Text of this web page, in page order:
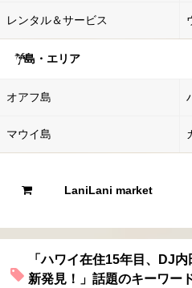
レンタル＆サービス
島・エリア
オアフ島
マウイ島
LaniLani market
「ハワイ在住15年目、DJ
新発見！」話題のキーワー